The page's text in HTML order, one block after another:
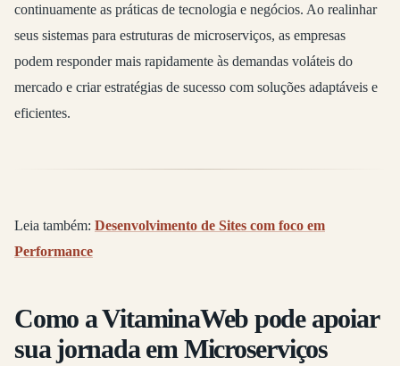
continuamente as práticas de tecnologia e negócios. Ao realinhar
seus sistemas para estruturas de microserviços, as empresas
podem responder mais rapidamente às demandas voláteis do
mercado e criar estratégias de sucesso com soluções adaptáveis e
eficientes.
Leia também: Desenvolvimento de Sites com foco em
Performance
Como a VitaminaWeb pode apoiar
sua jornada em Microserviços